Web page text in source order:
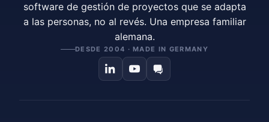
software de gestión de proyectos que se adapta
a las personas, no al revés. Una empresa familiar
alemana.
DESDE 2004 · MADE IN GERMANY